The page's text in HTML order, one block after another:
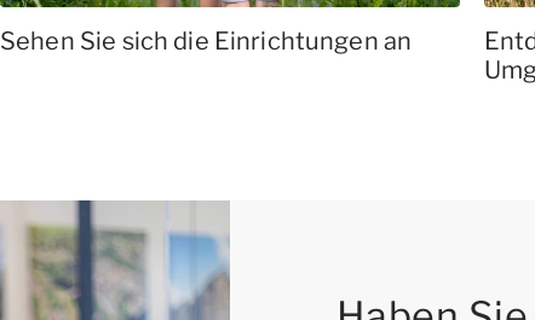
Sehen Sie sich die Einrichtungen an